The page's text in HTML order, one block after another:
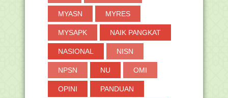
MYASN MYRES
MYSAPK NAIK PANGKAT
NASIONAL NISN
NPSN NU OMI
OPINI PANDUAN